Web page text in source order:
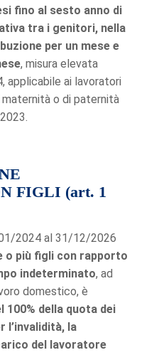
fino al sesto anno di
tra i genitori, nella
per un mese e
, misura elevata
applicabile ai lavoratori
o di paternità
FIGLI (art. 1
2024 al 31/12/2026
o più figli con rapporto
indeterminato, ad
domestico, è
100% della quota dei
l’invalidità, la
del lavoratore